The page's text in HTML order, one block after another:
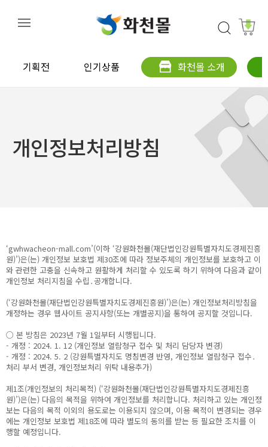
기획전 인기상품 화천몰 소개
개인정보처리방침
‘gwhwacheon-mall.com’(이하 ‘강원화천몰(재단법인강원특별자치도경제진흥
원)’)은(는) 개인정보 보호법 제30조에 따라 정보주체의 개인정보를 보호하고 이
와 관련한 고충을 신속하고 원활하게 처리할 수 있도록 하기 위하여 다음과 같이
개인정보 처리지침을 수립․공개합니다.
(‘강원화천몰(재단법인강원특별자치도경제진흥원)’)은(는) 개인정보처리방침을
개정하는 경우 웹사이트 공지사항(또는 개별공지)을 통하여 공지할 것입니다.
○ 본 방침은 2023년 7월 1일부터 시행됩니다.
- 개정 : 2024. 1. 12 (개인정보 열람청구 접수 및 처리 담당자 변경)
- 개정 : 2024. 5. 2 (강원특별자치도 명칭변경 반영, 개인정보 열람청구 접수․
처리 부서 변경, 개인정보처리 위탁 내용추가)
제1조(개인정보의 처리목적) (‘강원화천몰(재단법인강원특별자치도경제진흥
원)’)은(는) 다음의 목적을 위하여 개인정보를 처리합니다. 처리하고 있는 개인정
보는 다음의 목적 이외의 용도로는 이용되지 않으며, 이용 목적이 변경되는 경우
에는 개인정보 보호법 제18조에 따라 별도의 동의를 받는 등 필요한 조치를 이
행할 예정입니다.